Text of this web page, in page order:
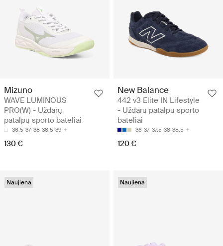
Mizuno
WAVE LUMINOUS
PRO(W) - Uždarų
patalpų sporto bateliai
36.5 37 38 38.5 39
130 €
New Balance
442 v3 Elite IN Lifestyle
- Uždarų patalpų sporto
bateliai
36 37 37.5 38 38.5
120 €
Naujiena Naujiena